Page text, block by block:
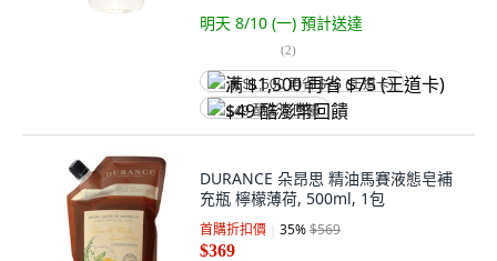
明天 8/10 (一) 預計送達
(2)
满 $1,500 再省 $75 (王道卡)
$49 酷澎幣回饋
DURANCE 朵昂思 精油馬賽液態皂補
充瓶 檸檬薄荷, 500ml, 1包
首購折扣價 35%$569
$369